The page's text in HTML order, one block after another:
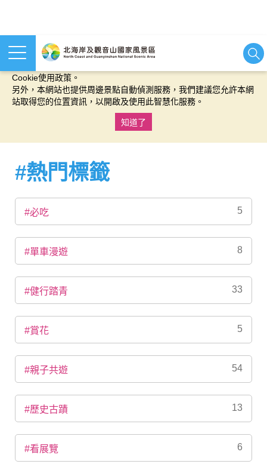
本網站使用cookies等相關技術以持續優化網站服務，並有助於為
Cookie使用政策。
另外，本網站也提供周邊景點自動偵測服務，我們建議您允許本網
站取得您的位置資訊，以開啟及使用此智慧化服務。
知道了
#熱門標籤
#必吃 5
#單車漫遊 8
#健行踏青 33
#賞花 5
#親子共遊 54
#歷史古蹟 13
#看展覽 6